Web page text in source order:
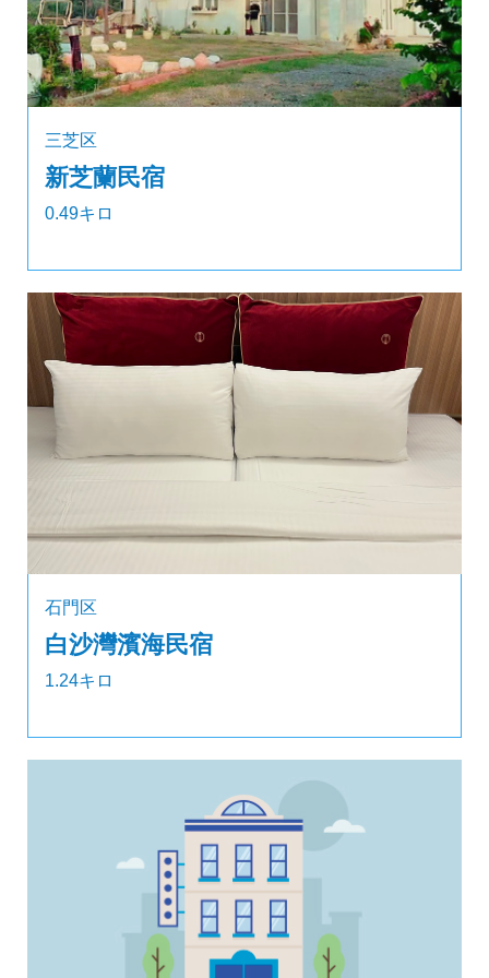
三芝区
新芝蘭民宿
0.49キロ
石門区
白沙灣濱海民宿
1.24キロ